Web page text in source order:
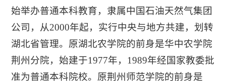
始举办普通本科教育，隶属中国石油天然气集团
公司，从2000年起，实行中央与地方共建，划转
湖北省管理。原湖北农学院的前身是华中农学院
荆州分院，始建于1977年，1989年经国家教委批
准为普通本科院校。原荆州师范学院的前身是